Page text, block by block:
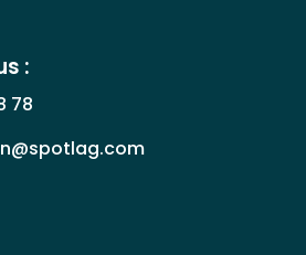
:
78